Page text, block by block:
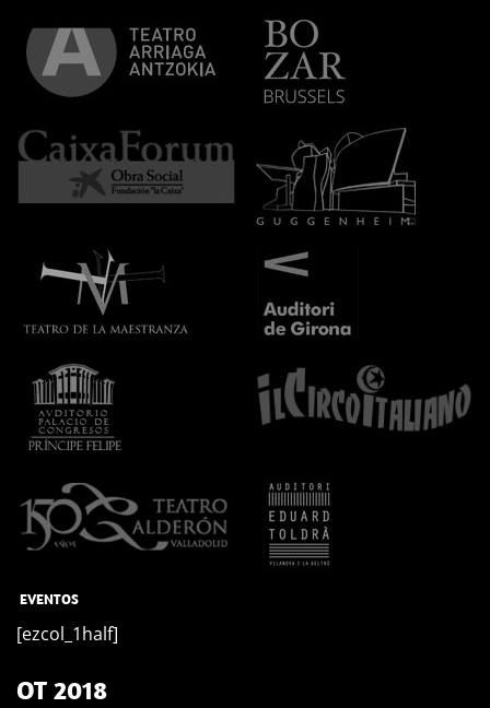
EVENTOS
[ezcol_1half]
OT 2018